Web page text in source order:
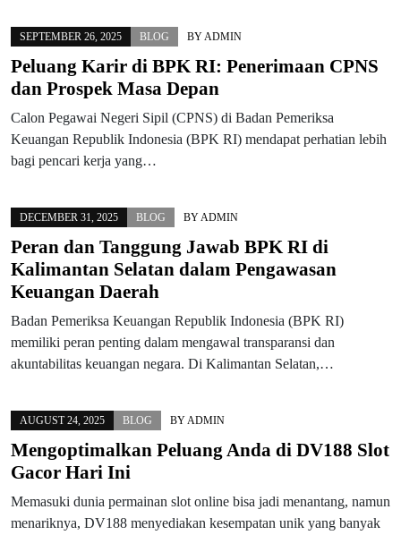
SEPTEMBER 26, 2025 BLOG BY ADMIN
Peluang Karir di BPK RI: Penerimaan CPNS
dan Prospek Masa Depan
Calon Pegawai Negeri Sipil (CPNS) di Badan Pemeriksa
Keuangan Republik Indonesia (BPK RI) mendapat perhatian lebih
bagi pencari kerja yang…
DECEMBER 31, 2025 BLOG BY ADMIN
Peran dan Tanggung Jawab BPK RI di
Kalimantan Selatan dalam Pengawasan
Keuangan Daerah
Badan Pemeriksa Keuangan Republik Indonesia (BPK RI)
memiliki peran penting dalam mengawal transparansi dan
akuntabilitas keuangan negara. Di Kalimantan Selatan,…
AUGUST 24, 2025 BLOG BY ADMIN
Mengoptimalkan Peluang Anda di DV188 Slot
Gacor Hari Ini
Memasuki dunia permainan slot online bisa jadi menantang, namun
menariknya, DV188 menyediakan kesempatan unik yang banyak